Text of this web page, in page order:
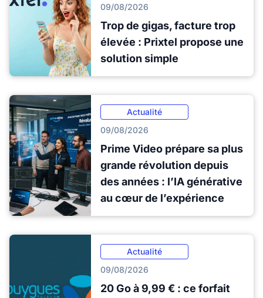
09/08/2026
Trop de gigas, facture trop
élevée : Prixtel propose une
solution simple
Actualité
09/08/2026
Prime Video prépare sa plus
grande révolution depuis
des années : l’IA générative
au cœur de l’expérience
Actualité
09/08/2026
20 Go à 9,99 € : ce forfait